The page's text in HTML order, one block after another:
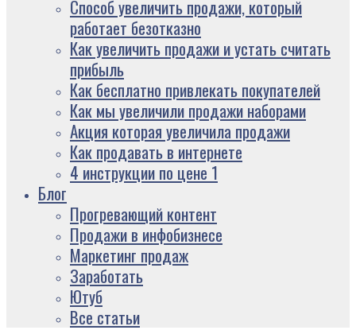
Способ увеличить продажи, который
работает безотказно
Как увеличить продажи и устать считать
прибыль
Как бесплатно привлекать покупателей
Как мы увеличили продажи наборами
Акция которая увеличила продажи
Как продавать в интернете
4 инструкции по цене 1
Блог
Прогревающий контент
Продажи в инфобизнесе
Маркетинг продаж
Заработать
Ютуб
Все статьи